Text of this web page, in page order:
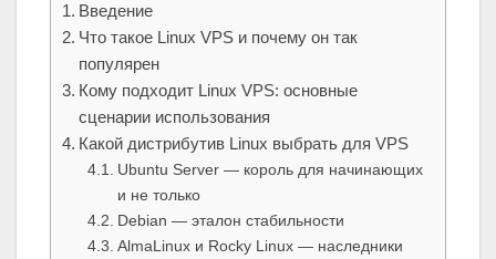
Введение
Что такое Linux VPS и почему он так
популярен
Кому подходит Linux VPS: основные
сценарии использования
Какой дистрибутив Linux выбрать для VPS
Ubuntu Server — король для начинающих
и не только
Debian — эталон стабильности
AlmaLinux и Rocky Linux — наследники